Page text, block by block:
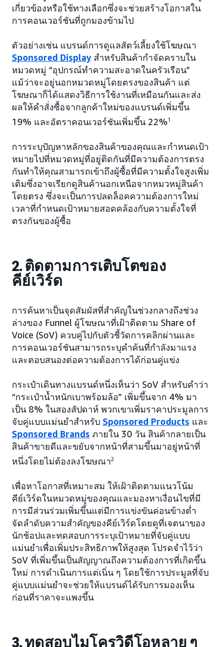
เกี่ยวข้องหรือใช้ทางเลือกซึ่งจะช่วยสร้างโอกาสใน
การคอนเวอร์ชันที่ถูกมองข้ามไป
ตัวอย่างเช่น แบรนด์การดูแลสัตว์เลี้ยงใช้โฆษณา
Sponsored Display สำหรับสินค้ากำจัดคราบใน
หมวดหมู่ “อุปกรณ์ทำความสะอาดในครัวเรือน”
แม้ว่าจะอยู่นอกหมวดหมู่โดยตรงของสินค้า แต่
โฆษณาก็ได้แสดงวิธีการใช้งานที่เหมือนกันและส่ง
ผลให้คำสั่งซื้อจากลูกค้าใหม่ของแบรนด์เพิ่มขึ้น
19% และอัตราคอนเวอร์ชันเพิ่มขึ้น 22%1
การระบุปัญหาหลักของสินค้าของคุณและกำหนดเป้า
หมายไปที่หมวดหมู่ที่อยู่ติดกันที่มีความต้องการตรง
กันทำให้คุณสามารถเข้าถึงผู้ซื้อที่มีความตั้งใจสูงเพิ่ม
เติมซึ่งอาจเรียกดูสินค้านอกเหนือจากหมวหมู่สินค้า
โดยตรง ซึ่งจะเป็นการปลดล็อคความต้องการใหม่
เวลาที่กำหนดเป้าหมายสอดคล้องกับความตั้งใจที่
ตรงกันของผู้ซื้อ
2. ติดตามการเติบโตของ
คีย์เวิร์ด
การค้นหาเป็นจุดสัมผัสที่สำคัญในช่วงกลางถึงช่วง
ล่างของ Funnel ผู้โฆษณาที่เฝ้าติดตาม Share of
Voice (SoV) ควบคู่ไปกับตัวชี้วัดการคลิกผ่านและ
การคอนเวอร์ชันสามารถระบุคำค้นที่กำลังมาแรง
และตอบสนองต่อความต้องการได้ก่อนคู่แข่ง
กระเป๋าเดินทางแบรนด์หนึ่งเห็นว่า SoV สำหรับคำว่า
“กระเป๋าน้ำหนักเบาพร้อมล้อ” เพิ่มขึ้นจาก 4% มา
เป็น 8% ในสองสัปดาห์ พวกเขาเพิ่มราคาประมูลการ
จับคู่แบบแม่นยำสำหรับ Sponsored Products และ
Sponsored Brands ภายใน 30 วัน สินค้ากลายเป็น
สินค้าขายดีและขยับจากหน้าที่สามขึ้นมาอยู่หน้าที่
หนึ่งโดยไม่ต้องลงโฆษณา2
เพื่อหาโอกาสที่เหมาะสม ให้เฝ้าติดตามแนวโน้ม
คีย์เวิร์ดในหมวดหมู่ของคุณและมองหาเงื่อนไขที่มี
การมีส่วนร่วมเพิ่มขึ้นแต่มีการแข่งขันค่อนข้างต่ำ
จัดลำดับความสำคัญของคีย์เวิร์ดโดยดูที่เจตนาของ
นักช้อปและทดสอบการระบุเป้าหมายที่จับคู่แบบ
แม่นยำเพื่อเพิ่มประสิทธิภาพให้สูงสุด โปรดจำไว้ว่า
SoV ที่เพิ่มขึ้นเป็นสัญญาณถึงความต้องการที่เกิดขึ้น
ใหม่ การดำเนินการแต่เนิ่น ๆ โดยใช้การประมูลที่จับ
คู่แบบแม่นยำจะช่วยให้แบรนด์ได้รับการมองเห็น
ก่อนที่ราคาจะแพงขึ้น
3. ทดสอบไมโครวิดีโอหลาย ๆ